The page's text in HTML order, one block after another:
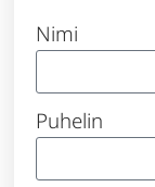
Nimi
Puhelin